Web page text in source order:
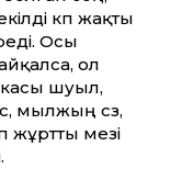
көп жақты
Осы
ол
шуыл,
мылжың сөз,
мезі